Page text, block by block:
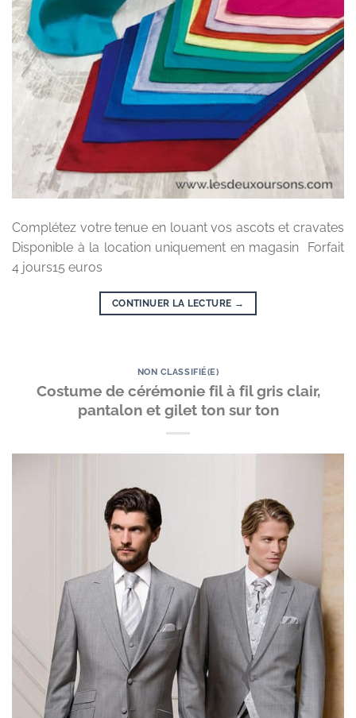
Complétez votre tenue en louant vos ascots et cravates
Disponible à la location uniquement en magasin Forfait
4 jours15 euros
CONTINUER LA LECTURE →
NON CLASSIFIÉ(E)
Costume de cérémonie fil à fil gris clair,
pantalon et gilet ton sur ton